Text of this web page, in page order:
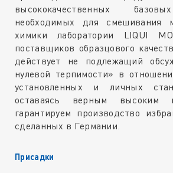
высококачественных
необходимых для смешивания
химики лаборатории LIQUI
поставщиков образцового
действует не подлежащий
нулевой терпимости» в
установленных и личных
оставаясь верным высоким
гарантируем производство
сделанных в Германии.
Присадки